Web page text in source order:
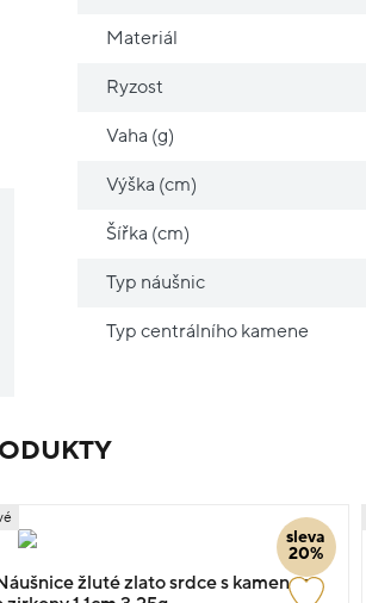
Materiál
Ryzost
Vaha (g)
Výška (cm)
Šířka (cm)
Typ náušnic
Typ centrálního kamene
sleva
20%
žluté zlato srdce s kamenem